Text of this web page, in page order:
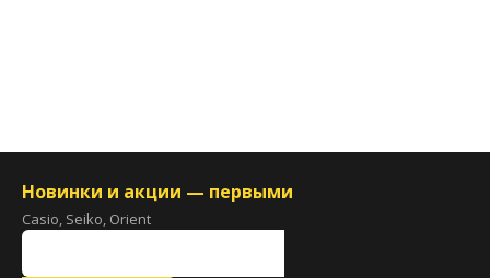
Новинки и акции — первыми
Casio, Seiko, Orient